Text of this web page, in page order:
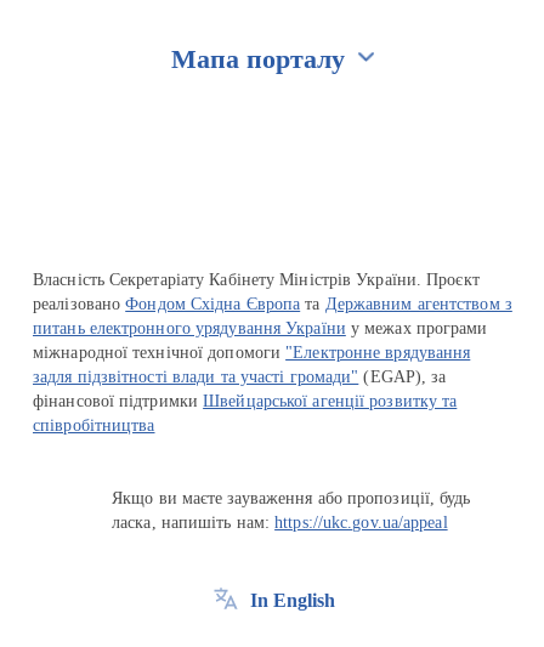
Мапа порталу
Власність Секретаріату Кабінету Міністрів України. Проєкт
реалізованоФондом Східна Європа та Державним агентством з
питань електронного урядування України у межах програми
міжнародної технічної допомоги "Електронне врядування
задля підзвітності влади та участі громади" (EGAP), за
фінансової підтримкиШвейцарської агенції розвитку та
співробітництва
Якщо ви маєте зауваження або пропозиції, будь
ласка, напишіть нам:https://ukc.gov.ua/appeal
In English